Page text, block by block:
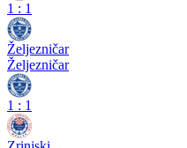
1 : 1
Željezničar
Željezničar
1 : 1